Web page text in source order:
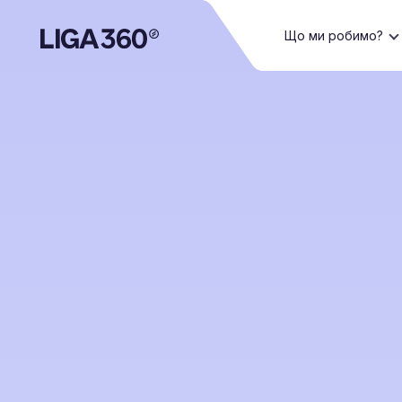
Що ми робимо?